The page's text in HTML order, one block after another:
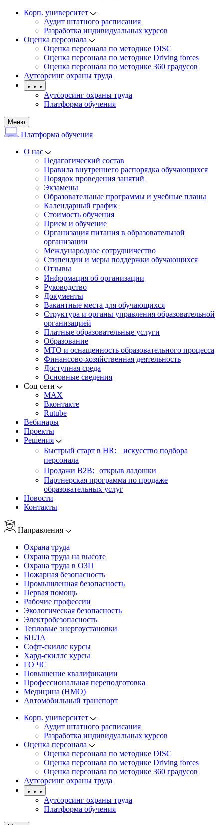
Корп. университет
Аудит штатного расписания
Разработка индивидуальных курсов
Оценка персонала
Оценка персонала по методике DISC
Оценка персонала по методике Driving forces
Оценка персонала по методике 360 градусов
Аутсорсинг охраны труда
Аутсорсинг охраны труда
Платформа обучения
Меню
Платформа обучения
О нас
Педагогический состав
Правила внутреннего распорядка обучающихся
Порядок проведения занятий
Экзамены
Образовательные программы и учебные планы
Календарный график
Стоимость обучения
Прием и обучение
Организация питания в образовательной
организации
Международное сотрудничество
Стипендии и меры поддержки обучающихся
Отзывы
Информация об организации
Руководство
Документы
Вакантные места для обучающихся
Структура и органы управления образовательной
организацией
Платные образовательные услуги
Образование
МТО и оснащенность образовательного процесса
Финансово-хозяйственная деятельность
Доступная среда
Основные сведения
Соц сети
MAX
Вконтакте
Rutube
Вебинары
Проекты
Решения
Быстрый старт в HR: искусство подбора
персонала
Продажи B2B: открыв ладошки
Партнерская программа по продаже
образовательных услуг
Новости
Контакты
Направления
Охрана труда
Охрана труда на высоте
Охрана труда в ОЗП
Пожарная безопасность
Промышленная безопасность
Первая помощь
Рабочие профессии
Экологическая безопасность
Электробезопасность
Тепловые энергоустановки
БПЛА
Софт-скиллс курсы
Хард-скиллс курсы
ГО ЧС
Повышение квалификации
Профессиональная переподготовка
Медицина (НМО)
Автомобильный транспорт
Корп. университет
Аудит штатного расписания
Разработка индивидуальных курсов
Оценка персонала
Оценка персонала по методике DISC
Оценка персонала по методике Driving forces
Оценка персонала по методике 360 градусов
Аутсорсинг охраны труда
Аутсорсинг охраны труда
Платформа обучения